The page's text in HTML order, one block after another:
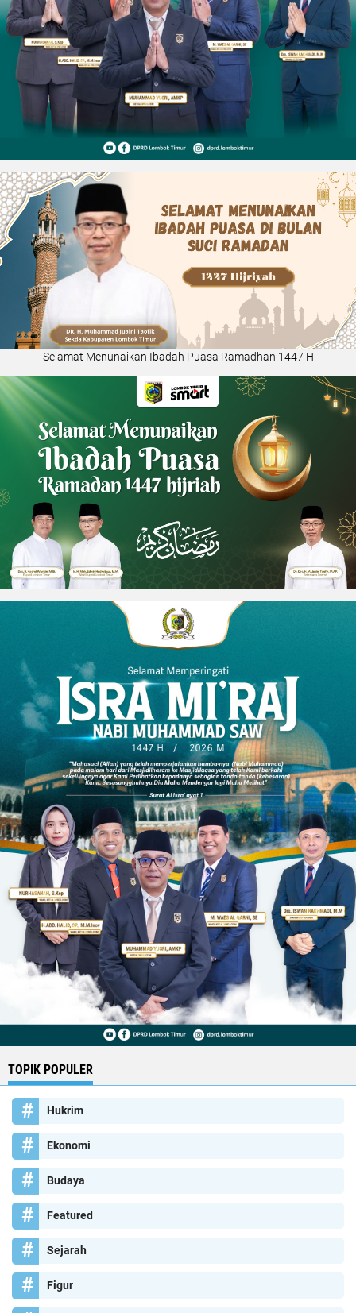
Selamat Menunaikan Ibadah Puasa Ramadhan 1447 H
TOPIK POPULER
Hukrim
Ekonomi
Budaya
Featured
Sejarah
Figur